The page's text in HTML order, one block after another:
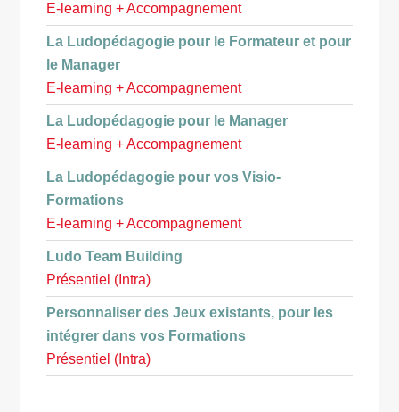
E-learning + Accompagnement
La Ludopédagogie pour le Formateur et pour
le Manager
E-learning + Accompagnement
La Ludopédagogie pour le Manager
E-learning + Accompagnement
La Ludopédagogie pour vos Visio-
Formations
E-learning + Accompagnement
Ludo Team Building
Présentiel (Intra)
Personnaliser des Jeux existants, pour les
intégrer dans vos Formations
Présentiel (Intra)